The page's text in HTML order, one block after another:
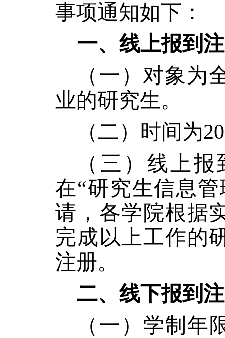
事项通知如下：
一、线上报到
（一）对象为
业的研究生。
（二）时间为
（三）线上
在“研究生信息
请，各学院根据
完成以上工作的
注册。
二、线下报到
（一）学制年